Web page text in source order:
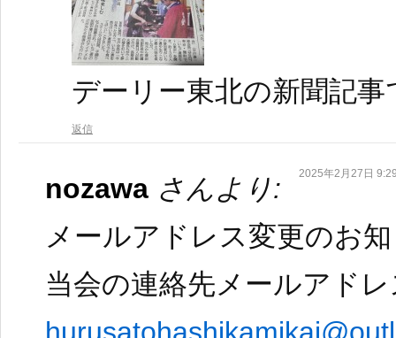
デーリー東北の新聞記事
返信
nozawa さんより: 2025年2月27日
メールアドレス変更のお
当会の連絡先メールアド